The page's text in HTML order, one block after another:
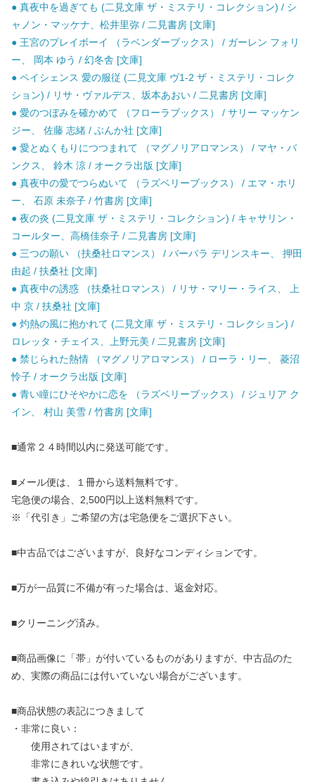
● 真夜中を過ぎても (二見文庫 ザ・ミステリ・コレクション) / シ
ャノン・マッケナ、松井里弥 / 二見書房 [文庫]
● 王宮のプレイボーイ （ラベンダーブックス） / ガーレン フォリ
ー、 岡本 ゆう / 幻冬舎 [文庫]
● ペイシェンス 愛の服従 (二見文庫 ヴ1-2 ザ・ミステリ・コレク
ション) / リサ・ヴァルデス、坂本あおい / 二見書房 [文庫]
● 愛のつぼみを確かめて （フローラブックス） / サリー マッケン
ジー、 佐藤 志緒 / ぶんか社 [文庫]
● 愛とぬくもりにつつまれて （マグノリアロマンス） / マヤ・バ
ンクス、 鈴木 涼 / オークラ出版 [文庫]
● 真夜中の愛でつらぬいて （ラズベリーブックス） / エマ・ホリ
ー、 石原 未奈子 / 竹書房 [文庫]
● 夜の炎 (二見文庫 ザ・ミステリ・コレクション) / キャサリン・
コールター、高橋佳奈子 / 二見書房 [文庫]
● 三つの願い （扶桑社ロマンス） / バーバラ デリンスキー、 押田
由起 / 扶桑社 [文庫]
● 真夜中の誘惑 （扶桑社ロマンス） / リサ・マリー・ライス、 上
中 京 / 扶桑社 [文庫]
● 灼熱の風に抱かれて (二見文庫 ザ・ミステリ・コレクション) /
ロレッタ・チェイス、上野元美 / 二見書房 [文庫]
● 禁じられた熱情 （マグノリアロマンス） / ローラ・リー、 菱沼
怜子 / オークラ出版 [文庫]
● 青い瞳にひそやかに恋を （ラズベリーブックス） / ジュリア ク
イン、 村山 美雪 / 竹書房 [文庫]
■通常２４時間以内に発送可能です。
■メール便は、１冊から送料無料です。
宅急便の場合、2,500円以上送料無料です。
※「代引き」ご希望の方は宅急便をご選択下さい。
■中古品ではございますが、良好なコンディションです。
■万が一品質に不備が有った場合は、返金対応。
■クリーニング済み。
■商品画像に「帯」が付いているものがありますが、中古品のた
め、実際の商品には付いていない場合がございます。
■商品状態の表記につきまして
・非常に良い：
使用されてはいますが、
非常にきれいな状態です。